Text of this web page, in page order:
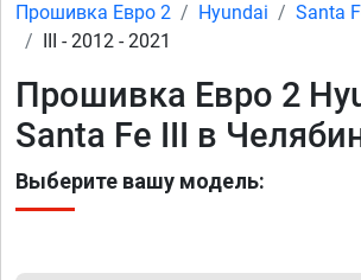
Прошивка Евро 2 Hyundai
Santa
III - 2012 - 2021
Прошивка Евро 2
Santa Fe III в
Выберите вашу модель: